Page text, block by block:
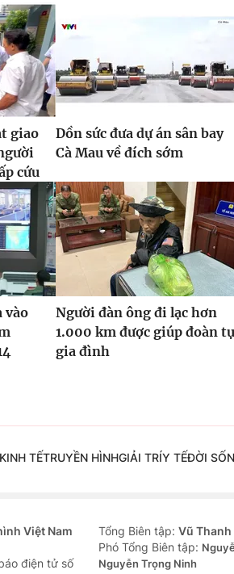
giao
cứu
Dồn sức đưa dự án sân bay
Cà Mau về đích sớm
vào
Người đàn ông đi lạc hơn
1.000 km được giúp đoàn tụ
gia đình
KINH TẾTRUYỀN HÌNHGIẢI TRÍY TẾĐỜI
Việt Nam
điện tử số
Tổng Biên tập: Vũ
Phó Tổng Biên tập:
Nguyễn Trọng Ninh